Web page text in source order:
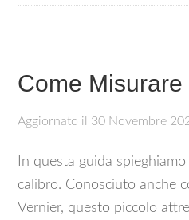
Come
Aggiornato il 30 Novembre
In questa guida
calibro. Conosciuto anche
Vernier, questo piccolo